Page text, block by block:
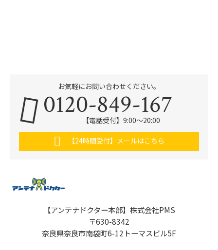
お気軽にお問い合わせください。
0120-849-167
【電話受付】9:00〜20:00
【24時間受付】メールはこちら
【アンテナドクター本部】株式会社PMS
〒630-8342
奈良県奈良市南袋町6-12トーマスビル5F